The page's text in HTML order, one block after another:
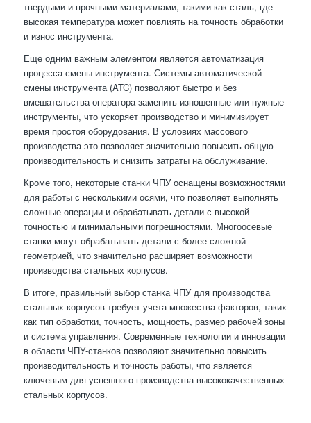
твердыми и прочными материалами, такими как сталь, где
высокая температура может повлиять на точность обработки
и износ инструмента.
Еще одним важным элементом является автоматизация
процесса смены инструмента. Системы автоматической
смены инструмента (ATC) позволяют быстро и без
вмешательства оператора заменить изношенные или нужные
инструменты, что ускоряет производство и минимизирует
время простоя оборудования. В условиях массового
производства это позволяет значительно повысить общую
производительность и снизить затраты на обслуживание.
Кроме того, некоторые станки ЧПУ оснащены возможностями
для работы с несколькими осями, что позволяет выполнять
сложные операции и обрабатывать детали с высокой
точностью и минимальными погрешностями. Многоосевые
станки могут обрабатывать детали с более сложной
геометрией, что значительно расширяет возможности
производства стальных корпусов.
В итоге, правильный выбор станка ЧПУ для производства
стальных корпусов требует учета множества факторов, таких
как тип обработки, точность, мощность, размер рабочей зоны
и система управления. Современные технологии и инновации
в области ЧПУ-станков позволяют значительно повысить
производительность и точность работы, что является
ключевым для успешного производства высококачественных
стальных корпусов.